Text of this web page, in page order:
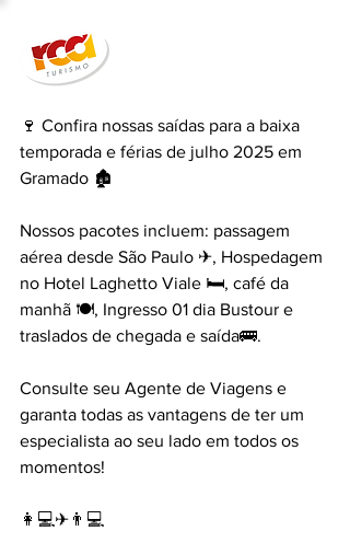
🍷 Confira nossas saídas para a baixa
temporada e férias de julho 2025 em
Gramado 🏚
Nossos pacotes incluem: passagem
aérea desde São Paulo ✈, Hospedagem
no Hotel Laghetto Viale 🛏, café da
manhã 🍽, Ingresso 01 dia Bustour e
traslados de chegada e saída🚌.
Consulte seu Agente de Viagens e
garanta todas as vantagens de ter um
especialista ao seu lado em todos os
momentos!
👩💻✈👨💻